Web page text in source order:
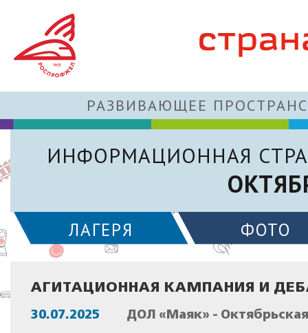
РАЗВИВАЮЩЕЕ
ИНФОРМАЦИОННАЯ
ЛАГЕРЯ ФОТО
АГИТАЦИОННАЯ КАМПАНИЯ И
30.07.2025 ДОЛ «Маяк» -